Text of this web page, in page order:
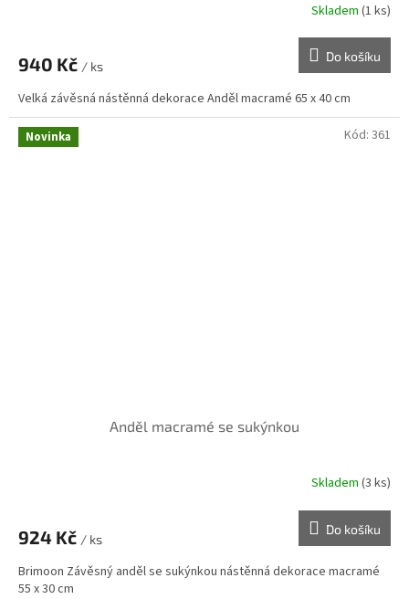
Skladem (1 ks)
940 Kč / ks
Do košíku
Velká závěsná nástěnná dekorace Anděl macramé 65 x 40 cm
Novinka
Anděl macramé se sukýnkou
Skladem (3 ks)
924 Kč / ks
Do košíku
Brimoon Závěsný anděl se sukýnkou nástěnná dekorace macramé
55 x 30 cm
Kód: 361